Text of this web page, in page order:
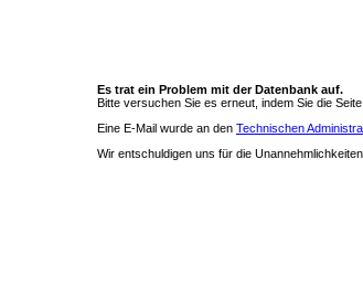
Es trat ein Problem mit der Datenbank auf.
Bitte versuchen Sie es erneut, indem Sie die
Eine E-Mail wurde an den Technischen
Wir entschuldigen uns für die Unannehmlichkeiten.